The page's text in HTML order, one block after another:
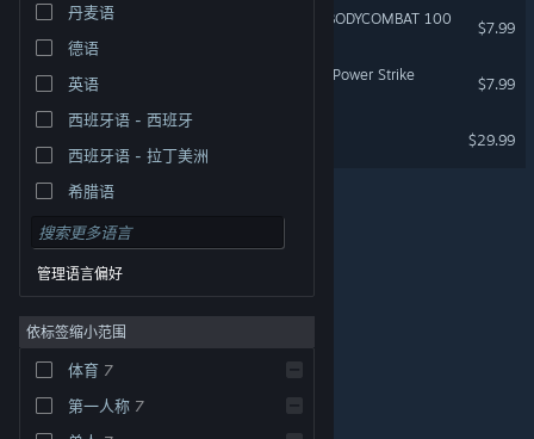
© Valve Corporation。保留所有权利。所有商标均为其在
律信息| 无障碍 |Steam 订户协议
丹麦语
德语
英语
西班牙语 - 西班牙
西班牙语 - 拉丁美洲
希腊语
管理语言偏好
依标签缩小范围
体育 7
第一人称 7
LES MILLS BODYCOMBAT: BODYCOMBAT 100
$7.99
Les Mills XR Bodycombat: Power Strike
$7.99
LES MILLS XR DANCE
$29.99